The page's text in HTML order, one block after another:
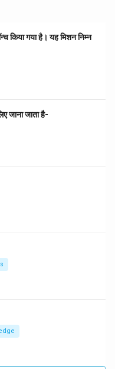
किया गया है। यह मिशन निम्न
जाना जाता है-